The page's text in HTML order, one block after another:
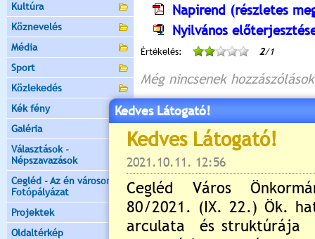
Kultúra
Köznevelés
Média
Sport
Közlekedés
Kék fény
Galéria
Választások -
Népszavazások
Cegléd - Az én városom -
Fotópályázat
Projektek
Oldaltérkép
Napirend (részletes
Nyilvános
Értékelés: 2/1
Még nincsenek hozzászólások
Új hozzászólás:
Kérjük jelentkezzen be,
Kedves Látogató!